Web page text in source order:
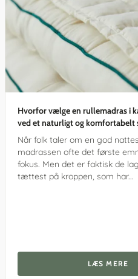
Hvorfor vælge en rullemadras i
ved et naturligt og komfortabelt
Når folk taler om en god
madrassen ofte det første
fokus. Men det er faktisk de
tættest på kroppen, som har...
LÆS MERE